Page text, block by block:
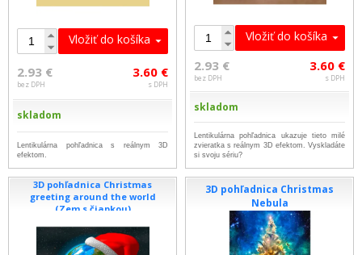
Vložiť do košíka
2.93 €
bez DPH
3.60 €
s DPH
skladom
Lentikulárna pohľadnica s reálnym 3D
efektom.
Vložiť do košíka
2.93 €
bez DPH
3.60 €
s DPH
skladom
Lentikulárna pohľadnica ukazuje tieto milé
zvieratka s reálnym 3D efektom. Vyskladáte
si svoju sériu?
3D pohľadnica Christmas
greeting around the world
(Zem s čiapkou)
3D pohľadnica Christmas
Nebula